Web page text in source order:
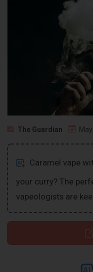
The Guardian
Caramel vape
your curry? The
vapeologists are